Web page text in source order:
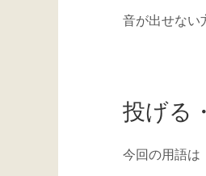
音が出せない
投げる
今回の用語は